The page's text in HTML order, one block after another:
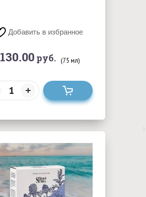
Добавить в избранное
130.00руб. (75 мл)